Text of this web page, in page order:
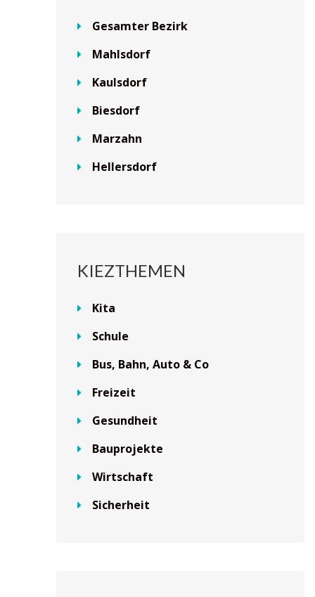
Gesamter Bezirk
Mahlsdorf
Kaulsdorf
Biesdorf
Marzahn
Hellersdorf
KIEZTHEMEN
Kita
Schule
Bus, Bahn, Auto & Co
Freizeit
Gesundheit
Bauprojekte
Wirtschaft
Sicherheit